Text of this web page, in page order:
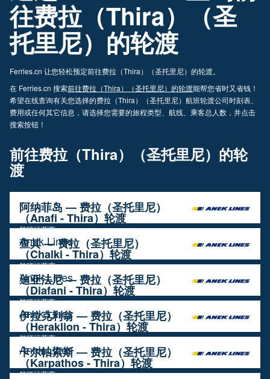
往费拉（Thira）（圣
托里尼）的轮渡
Ferries.cn 让您轻松预定前往费拉（Thira）（圣托里尼）的轮渡。
在 Ferries.cn 搜索前往费拉（Thira）（圣托里尼）的轮渡能帮您省时又省钱！
希望在线查询有关您选择的费拉（Thira）（圣托里尼）航班轮渡公司时刻表、
费用或任何其它信息，请选择您需要的旅程类型、航线、乘客总人数，并点击
搜索按钮！
前往费拉（Thira）（圣托里尼）的轮
渡
阿纳菲岛 — 费拉（圣托里尼）
（Anafi - Thira）轮渡
航班运营商
Anek Lines
查其 — 费拉（圣托里尼）
（Chalki - Thira）轮渡
航班运营商
Anek Lines
迪亚法尼 — 费拉（圣托里尼）
（Diafani - Thira）轮渡
航班运营商
Anek Lines
伊拉克利翁 — 费拉（圣托里尼）
（Heraklion - Thira）轮渡
航班运营商
Anek Lines
卡尔帕索斯 — 费拉（圣托里尼）
（Karpathos - Thira）轮渡
航班运营商